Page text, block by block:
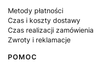
Metody płatności
Czas i koszty dostawy
Czas realizacji zamówienia
Zwroty i reklamacje
POMOC